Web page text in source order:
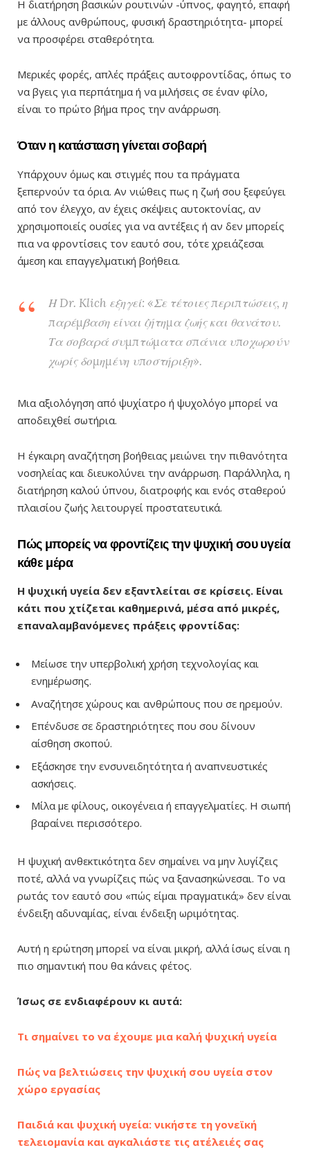
Η διατήρηση βασικών ρουτινών -ύπνος, φαγητό, επαφή
με άλλους ανθρώπους, φυσική δραστηριότητα- μπορεί
να προσφέρει σταθερότητα.
Μερικές φορές, απλές πράξεις αυτοφροντίδας, όπως το
να βγεις για περπάτημα ή να μιλήσεις σε έναν φίλο,
είναι το πρώτο βήμα προς την ανάρρωση.
Όταν η κατάσταση γίνεται σοβαρή
Υπάρχουν όμως και στιγμές που τα πράγματα
ξεπερνούν τα όρια. Αν νιώθεις πως η ζωή σου ξεφεύγει
από τον έλεγχο, αν έχεις σκέψεις αυτοκτονίας, αν
χρησιμοποιείς ουσίες για να αντέξεις ή αν δεν μπορείς
πια να φροντίσεις τον εαυτό σου, τότε χρειάζεσαι
άμεση και επαγγελματική βοήθεια.
Η Dr. Klich εξηγεί: «Σε τέτοιες περιπτώσεις, η
παρέμβαση είναι ζήτημα ζωής και θανάτου.
Τα σοβαρά συμπτώματα σπάνια υποχωρούν
χωρίς δομημένη υποστήριξη».
Μια αξιολόγηση από ψυχίατρο ή ψυχολόγο μπορεί να
αποδειχθεί σωτήρια.
Η έγκαιρη αναζήτηση βοήθειας μειώνει την πιθανότητα
νοσηλείας και διευκολύνει την ανάρρωση. Παράλληλα, η
διατήρηση καλού ύπνου, διατροφής και ενός σταθερού
πλαισίου ζωής λειτουργεί προστατευτικά.
Πώς μπορείς να φροντίζεις την ψυχική σου υγεία
κάθε μέρα
Η ψυχική υγεία δεν εξαντλείται σε κρίσεις. Είναι
κάτι που χτίζεται καθημερινά, μέσα από μικρές,
επαναλαμβανόμενες πράξεις φροντίδας:
Μείωσε την υπερβολική χρήση τεχνολογίας και
ενημέρωσης.
Αναζήτησε χώρους και ανθρώπους που σε ηρεμούν.
Επένδυσε σε δραστηριότητες που σου δίνουν
αίσθηση σκοπού.
Εξάσκησε την ενσυνειδητότητα ή αναπνευστικές
ασκήσεις.
Μίλα με φίλους, οικογένεια ή επαγγελματίες. Η σιωπή
βαραίνει περισσότερο.
Η ψυχική ανθεκτικότητα δεν σημαίνει να μην λυγίζεις
ποτέ, αλλά να γνωρίζεις πώς να ξανασηκώνεσαι. Το να
ρωτάς τον εαυτό σου «πώς είμαι πραγματικά;» δεν είναι
ένδειξη αδυναμίας, είναι ένδειξη ωριμότητας.
Αυτή η ερώτηση μπορεί να είναι μικρή, αλλά ίσως είναι η
πιο σημαντική που θα κάνεις φέτος.
Ίσως σε ενδιαφέρουν κι αυτά:
Τι σημαίνει το να έχουμε μια καλή ψυχική υγεία
Πώς να βελτιώσεις την ψυχική σου υγεία στον
χώρο εργασίας
Παιδιά και ψυχική υγεία: νικήστε τη γονεϊκή
τελειομανία και αγκαλιάστε τις ατέλειές σας